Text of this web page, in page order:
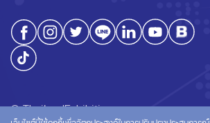
© ThailandExhibition.com